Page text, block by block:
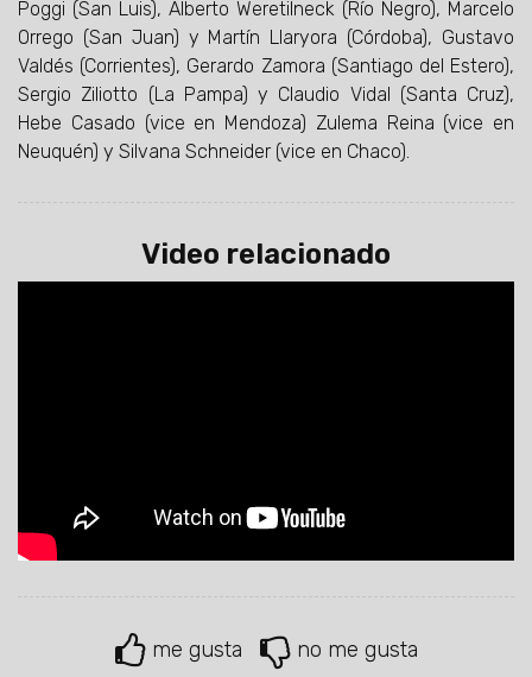
Poggi (San Luis), Alberto Weretilneck (Río Negro), Marcelo
Orrego (San Juan) y Martín Llaryora (Córdoba), Gustavo
Valdés (Corrientes), Gerardo Zamora (Santiago del Estero),
Sergio Ziliotto (La Pampa) y Claudio Vidal (Santa Cruz),
Hebe Casado (vice en Mendoza) Zulema Reina (vice en
Neuquén) y Silvana Schneider (vice en Chaco).
Video relacionado
me gusta no me gusta